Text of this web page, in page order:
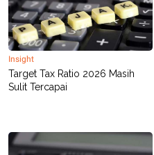
Insight
Target Tax Ratio 2026 Masih
Sulit Tercapai